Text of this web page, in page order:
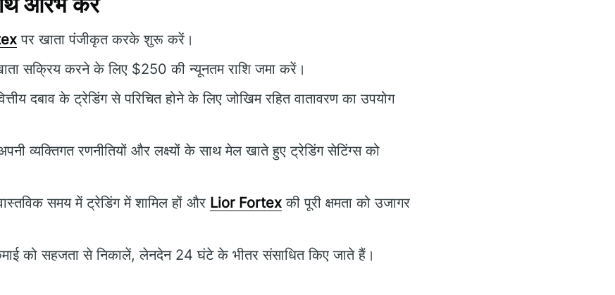
पर खाता पंजीकृत करके शुरू करें।
सक्रिय करने के लिए $250 की न्यूनतम राशि जमा करें।
दबाव के ट्रेडिंग से परिचित होने के लिए जोखिम रहित वातावरण का उपयोग
व्यक्तिगत रणनीतियों और लक्ष्यों के साथ मेल खाते हुए ट्रेडिंग सेटिंग्स को
समय में ट्रेडिंग में शामिल हों और Lior Fortex की पूरी क्षमता को उजागर
को सहजता से निकालें, लेनदेन 24 घंटे के भीतर संसाधित किए जाते हैं।